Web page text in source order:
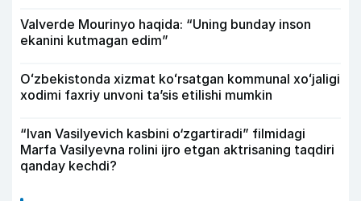
Valverde Mourinyo haqida: “Uning bunday inson
ekanini kutmagan edim”
Oʻzbekistonda xizmat koʻrsatgan kommunal xoʻjaligi
xodimi faxriy unvoni taʼsis etilishi mumkin
“Ivan Vasilyevich kasbini o‘zgartiradi” filmidagi
Marfa Vasilyevna rolini ijro etgan aktrisaning taqdiri
qanday kechdi?